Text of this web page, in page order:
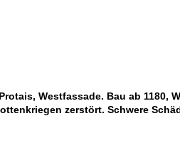
Westfassade. Bau ab 1180,
zerstört. Schwere